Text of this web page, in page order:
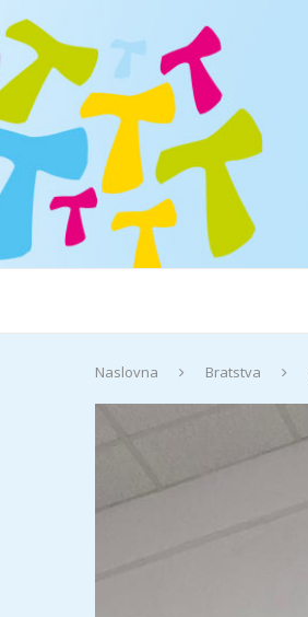
Naslovna Bratstva